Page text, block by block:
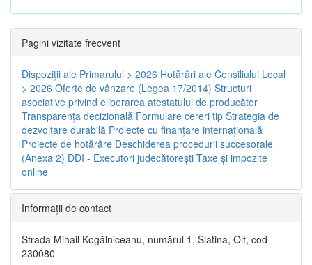
Pagini vizitate frecvent
Dispoziţii ale Primarului > 2026 Hotărâri ale Consiliului Local
> 2026 Oferte de vânzare (Legea 17/2014) Structuri
asociative privind eliberarea atestatului de producător
Transparenţa decizională Formulare cereri tip Strategia de
dezvoltare durabilă Proiecte cu finanţare internaţională
Proiecte de hotărâre Deschiderea procedurii succesorale
(Anexa 2) DDI - Executori judecătorești Taxe şi impozite
online
Informaţii de contact
Strada Mihail Kogălniceanu, numărul 1, Slatina, Olt, cod
230080